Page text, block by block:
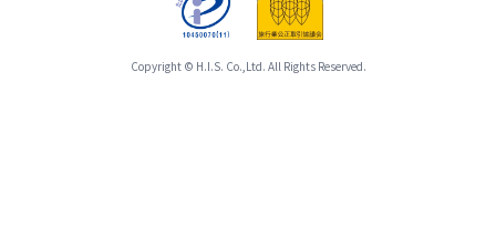
Copyright © H.I.S. Co.,Ltd. All Rights Reserved.